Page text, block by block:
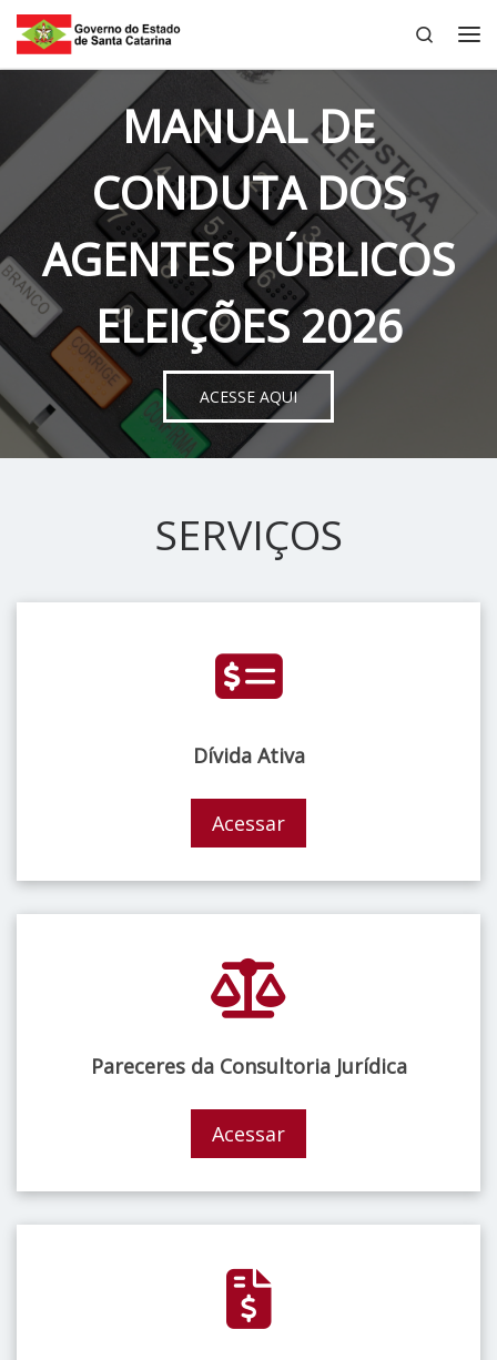
Skip to content
Search
MANUAL DE
CONDUTA DOS
AGENTES PÚBLICOS
ELEIÇÕES 2026
ACESSE AQUI
SERVIÇOS
Dívida Ativa
Acessar
Pareceres da Consultoria Jurídica
Acessar